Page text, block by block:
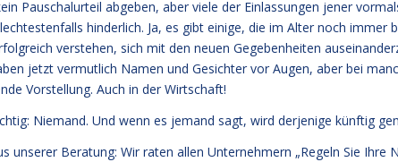
Pauschalurteil abgeben, aber viele der Einlassungen jener
hinderlich. Ja, es gibt einige, die im Alter noch immer
verstehen, sich mit den neuen Gegebenheiten
jetzt vermutlich Namen und Gesichter vor Augen, aber bei
Vorstellung. Auch in der Wirtschaft!
Niemand. Und wenn es jemand sagt, wird derjenige künftig
unserer Beratung: Wir raten allen Unternehmern „Regeln Sie Ihre